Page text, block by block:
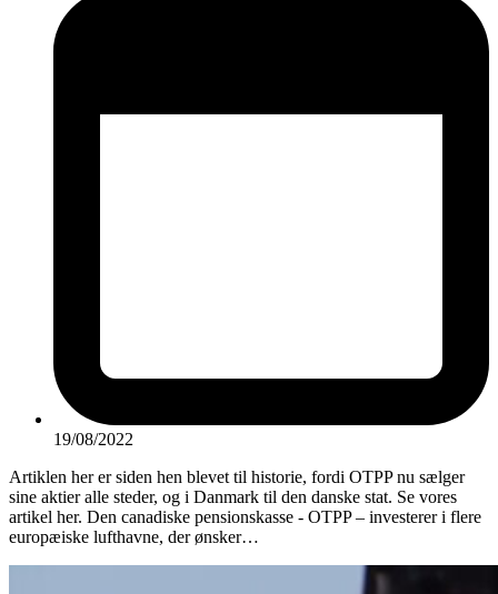
19/08/2022
Artiklen her er siden hen blevet til historie, fordi OTPP nu sælger
sine aktier alle steder, og i Danmark til den danske stat. Se vores
artikel her. Den canadiske pensionskasse - OTPP – investerer i flere
europæiske lufthavne, der ønsker…